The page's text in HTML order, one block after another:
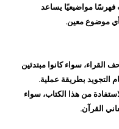
مواضيعيًا يساعد
موضوع معين.
سواء كانوا مبتدئين
التجويد بطريقة عملية.
من هذا الكتاب، سواء
القرآن.